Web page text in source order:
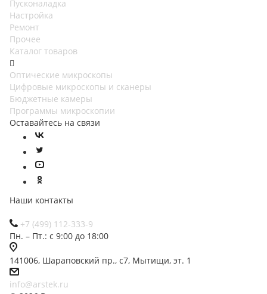
Пусконаладка
Настройка
Ремонт
Прочее
Каталог товаров
Оптические микроскопы
Цифровые микроскопы и сканеры
Бюджетные камеры
Программы микроскопии
Оставайтесь на связи
Наши контакты
+7 (499) 112-333-9
Пн. – Пт.: с 9:00 до 18:00
141006, Шараповский пр., с7, Мытищи, эт. 1
info@arstek.ru